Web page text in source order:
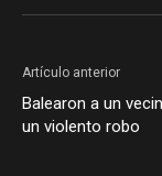
Artículo anterior
Balearon a un
un violento robo